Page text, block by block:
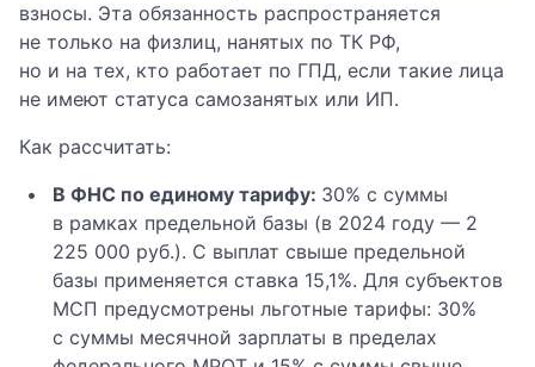
взносы. Эта обязанность распространяется
не только на физлиц, нанятых по ТК РФ,
но и на тех, кто работает по ГПД, если такие лица
не имеют статуса самозанятых или ИП.
Как рассчитать:
В ФНС по единому тарифу: 30% с суммы
в рамках предельной базы (в 2024 году — 2
225 000 руб.). С выплат свыше предельной
базы применяется ставка 15,1%. Для субъектов
МСП предусмотрены льготные тарифы: 30%
с суммы месячной зарплаты в пределах